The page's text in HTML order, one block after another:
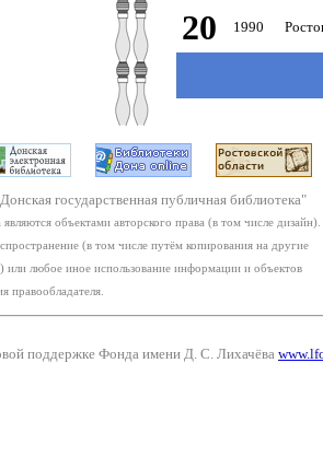
20 1990
государственная публичная библиотека"
объектами авторского права (в том числе дизайн).
(в том числе путём копирования на другие
или любое иное использование информации и объектов
правообладателя.
поддержке Фонда имени Д. С. Лихачёва